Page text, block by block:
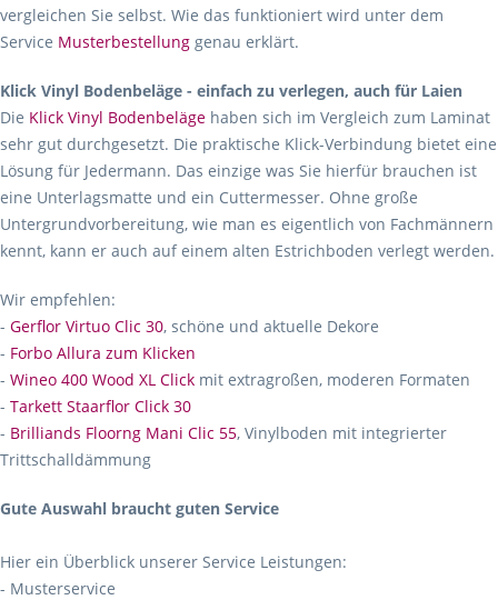
vergleichen Sie selbst. Wie das funktioniert wird unter dem
Service Musterbestellung genau erklärt.
Klick Vinyl Bodenbeläge - einfach zu verlegen, auch für Laien
Die Klick Vinyl Bodenbeläge haben sich im Vergleich zum Laminat
sehr gut durchgesetzt. Die praktische Klick-Verbindung bietet eine
Lösung für Jedermann. Das einzige was Sie hierfür brauchen ist
eine Unterlagsmatte und ein Cuttermesser. Ohne große
Untergrundvorbereitung, wie man es eigentlich von Fachmännern
kennt, kann er auch auf einem alten Estrichboden verlegt werden.
Wir empfehlen:
- Gerflor Virtuo Clic 30, schöne und aktuelle Dekore
- Forbo Allura zum Klicken
- Wineo 400 Wood XL Click mit extragroßen, moderen Formaten
- Tarkett Staarflor Click 30
- Brilliands Floorng Mani Clic 55, Vinylboden mit integrierter
Trittschalldämmung
Gute Auswahl braucht guten Service
Hier ein Überblick unserer Service Leistungen:
- Musterservice